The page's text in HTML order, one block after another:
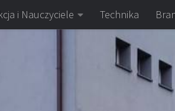
i Nauczyciele Technika